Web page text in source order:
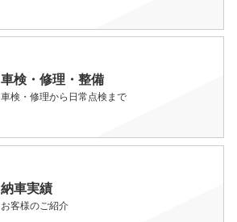
車検・修理・整備
車検・修理から日常点検まで
納車実績
お客様のご紹介